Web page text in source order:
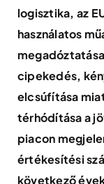
logisztika, az
használatos
cipekedés,
elcsúfítása
térhódítása a
piacon
értékesítési
következő